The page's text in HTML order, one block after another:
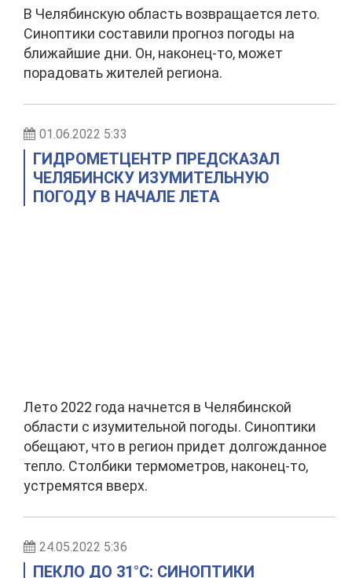
В Челябинскую область возвращается лето.
Синоптики составили прогноз погоды на
ближайшие дни. Он, наконец-то, может
порадовать жителей региона.
01.06.2022 5:33
ГИДРОМЕТЦЕНТР ПРЕДСКАЗАЛ
ЧЕЛЯБИНСКУ ИЗУМИТЕЛЬНУЮ
ПОГОДУ В НАЧАЛЕ ЛЕТА
Лето 2022 года начнется в Челябинской
области с изумительной погоды. Синоптики
обещают, что в регион придет долгожданное
тепло. Столбики термометров, наконец-то,
устремятся вверх.
24.05.2022 5:36
ПЕКЛО ДО 31°С: СИНОПТИКИ